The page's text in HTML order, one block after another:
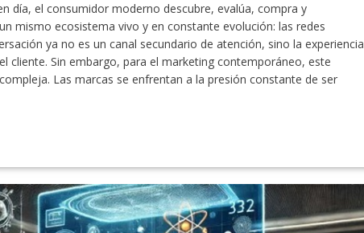
día, el consumidor moderno descubre, evalúa, compra y
mismo ecosistema vivo y en constante evolución: las redes
ya no es un canal secundario de atención, sino la experiencia
cliente. Sin embargo, para el marketing contemporáneo, este
Las marcas se enfrentan a la presión constante de ser